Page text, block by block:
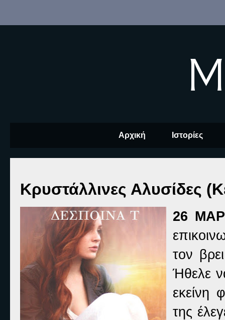
Αρχική Ιστορίες
Κρυστάλλινες Αλυσίδες
26
τον
Ήθελε
εκείνη
της